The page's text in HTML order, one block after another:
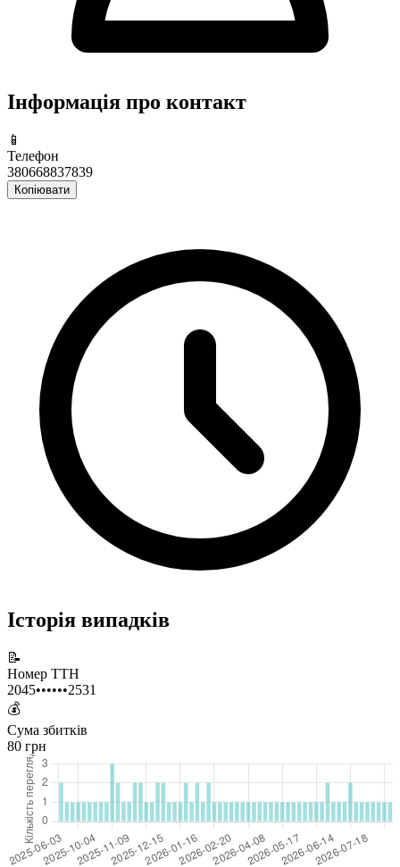
Інформація про контакт
📱
Телефон
380668837839
Копіювати
Історія випадків
📝
Номер ТТН
2045••••••2531
💰
Сума збитків
80 грн